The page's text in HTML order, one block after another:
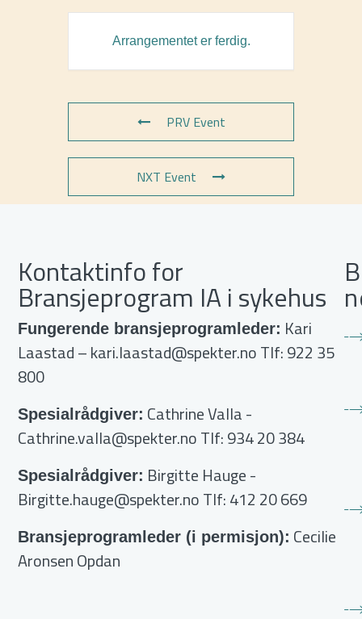
Arrangementet er ferdig.
PRV Event
NXT Event
Kontaktinfo for
Bransjeprogram IA i sykehus
Fungerende bransjeprogramleder: Kari
Laastad –kari.laastad@spekter.noTlf: 922 35
800
Spesialrådgiver: Cathrine Valla-
Cathrine.valla@spekter.noTlf: 934 20 384
Spesialrådgiver: Birgitte Hauge-
Birgitte.hauge@spekter.noTlf: 412 20 669
Bransjeprogramleder (i permisjon): Cecilie
Aronsen Opdan